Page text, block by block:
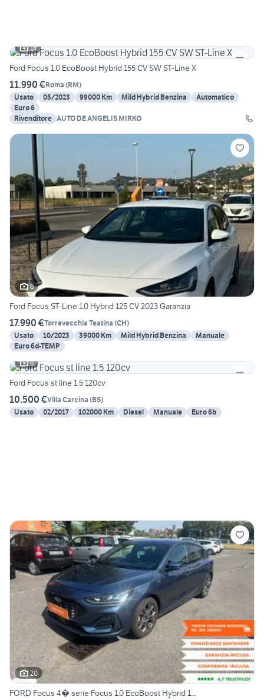
14
Ford Focus 1.0 EcoBoost Hybrid 155 CV SW ST-Line X
11.990 €Roma (RM)
Usato
05/2023 99000 Km Mild Hybrid Benzina
Automatico
Euro 6
Rivenditore AUTO DE ANGELIS MIRKO
6
Ford Focus ST-Line 1.0 Hybrid 125 CV 2023 Garanzia
17.990 €Torrevecchia Teatina (CH)
Usato
10/2023 39000 Km Mild Hybrid Benzina
Manuale
Euro 6d-TEMP
6
Ford Focus st line 1.5 120cv
10.500 €Villa Carcina (BS)
Usato
02/2017 102000 Km Diesel Manuale Euro 6b
20
FORD Focus 4� serie Focus 1.0 EcoBoost Hybrid 1...